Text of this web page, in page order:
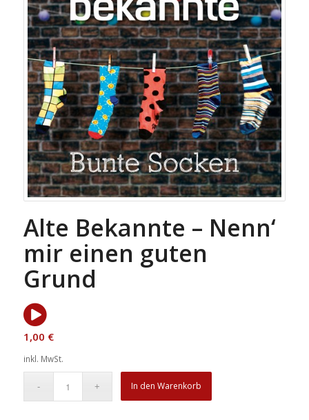
Alte Bekannte – Nenn‘
mir einen guten
Grund
1,00 €
inkl. MwSt.
In den Warenkorb